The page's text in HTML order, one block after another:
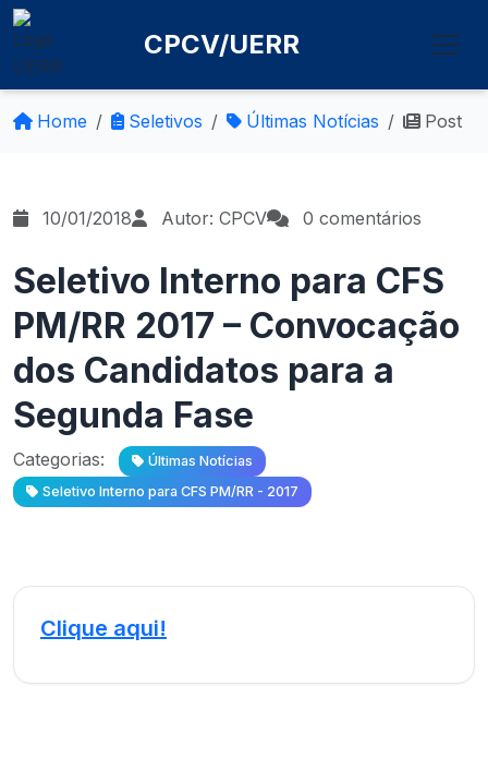
CPCV/UERR
Home Seletivos Últimas Notícias Post
10/01/2018 Autor: CPCV 0 comentários
Seletivo Interno para CFS
PM/RR 2017 – Convocação
dos Candidatos para a
Segunda Fase
Categorias:
Últimas Notícias
Seletivo Interno para CFS PM/RR - 2017
Clique aqui!